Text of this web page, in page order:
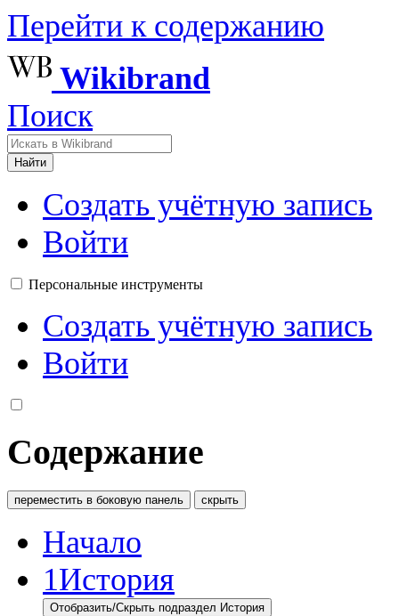
Перейти к содержанию
Wikibrand
Поиск
Найти
Создать учётную запись
Войти
Персональные инструменты
Создать учётную запись
Войти
Содержание
переместить в боковую панель скрыть
Начало
1История
Отобразить/Скрыть подраздел История